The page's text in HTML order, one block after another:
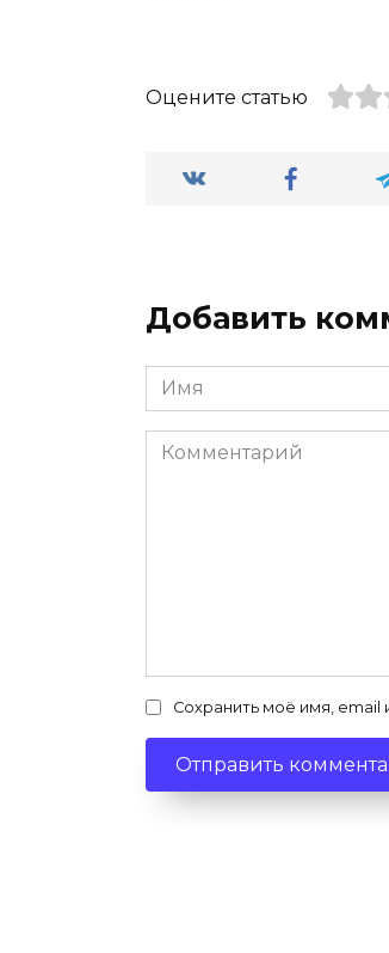
Оцените статью
Добавить
Имя
*
Комментарий
Сохранить моё имя, email